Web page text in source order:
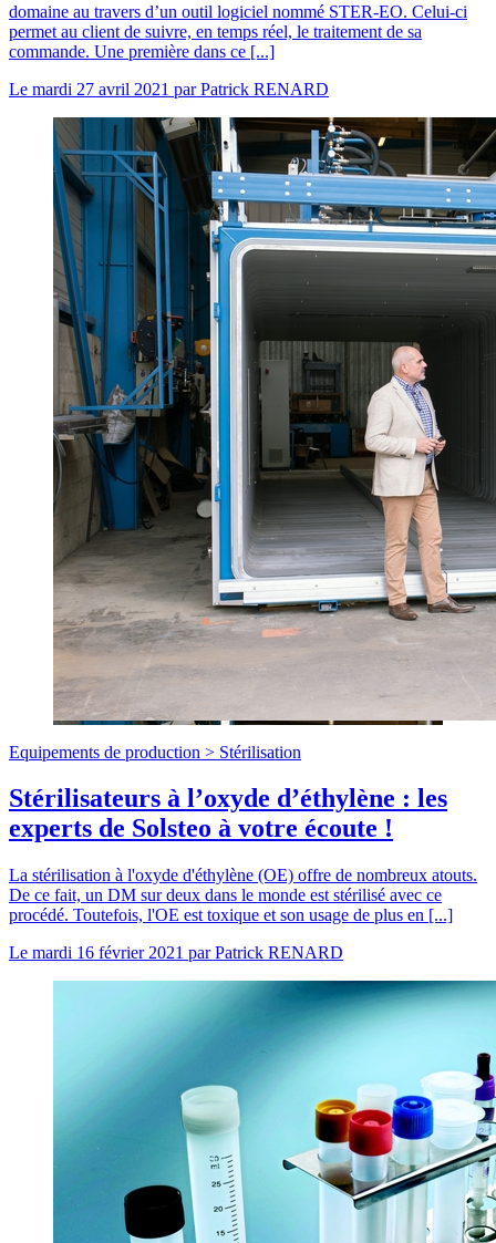
domaine au travers d’un outil logiciel nommé STER-EO. Celui-ci
permet au client de suivre, en temps réel, le traitement de sa
commande. Une première dans ce [...]
Le mardi 27 avril 2021 parPatrick RENARD
Equipements de production > Stérilisation
Stérilisateurs à l’oxyde d’éthylène : les
experts de Solsteo à votre écoute !
La stérilisation à l'oxyde d'éthylène (OE) offre de nombreux atouts.
De ce fait, un DM sur deux dans le monde est stérilisé avec ce
procédé. Toutefois, l'OE est toxique et son usage de plus en [...]
Le mardi 16 février 2021 parPatrick RENARD